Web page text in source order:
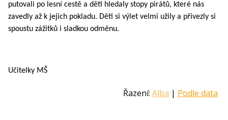
putovali po lesní cestě a děti hledaly stopy pirátů, které nás
zavedly až k jejich pokladu. Děti si výlet velmi užily a přivezly si
spoustu zážitků i sladkou odměnu.
Učitelky MŠ
Řazení: Alba | Podle data